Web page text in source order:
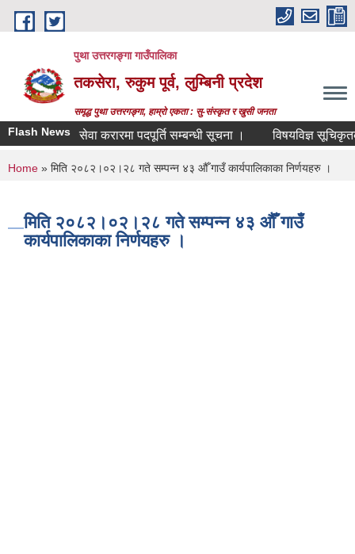
Skip to main content
पुथा उत्तरगङ्गा गाउँपालिका
तकसेरा, रुकुम पूर्व, लुम्बिनी प्रदेश
समृद्ध पुथा उत्तरगङ्गा, हाम्रो एकता : सु-संस्कृत र खुसी जनता
Flash Newsसेवा करारमा पदपूर्ति सम्बन्धी सूचना । विषयविज्ञ सूचिकृतको
You are here
Home » मिति २०८२।०२।२८ गते सम्पन्न ४३ औँ गाउँ कार्यपालिकाका निर्णयहरु ।
मिति २०८२।०२।२८ गते सम्पन्न ४३ औँ गाउँ
कार्यपालिकाका निर्णयहरु ।